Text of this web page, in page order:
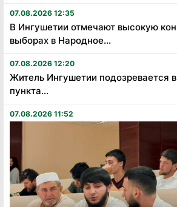
07.08.2026 12:35
В Ингушетии отмечают высокую
выборах в Народное...
07.08.2026 12:20
Житель Ингушетии подозревается
пункта...
07.08.2026 11:52